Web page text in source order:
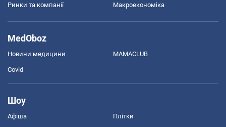
Ринки та компанії Макроекономіка
MedOboz
Новини медицини MAMACLUB
Covid
Шоу
Афіша Плітки